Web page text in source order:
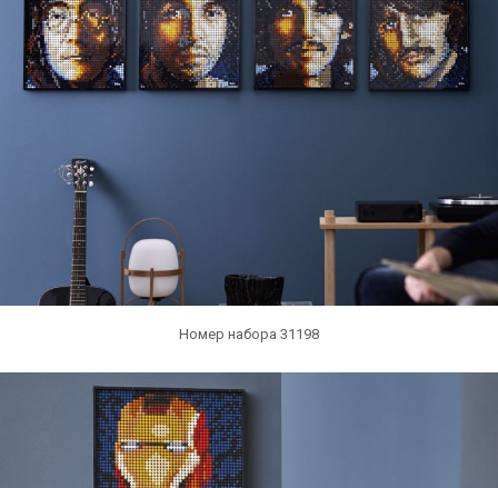
Номер набора 31198